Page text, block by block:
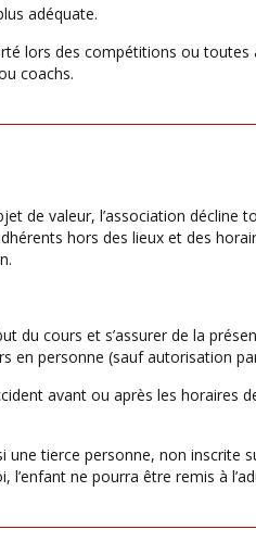
adéquate.
lors des compétitions ou
coachs.
de valeur, l’association décline
hors des lieux et des
du cours et s’assurer de la
personne (sauf autorisation
avant ou après les horaires
tierce personne, non inscrite
l’enfant ne pourra être remis à